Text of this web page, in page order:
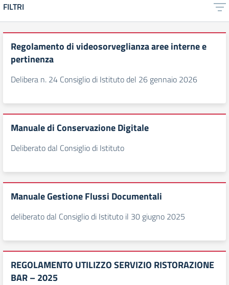
FILTRI
Regolamento di videosorveglianza aree interne e
pertinenza
Delibera n. 24 Consiglio di Istituto del 26 gennaio 2026
Manuale di Conservazione Digitale
Deliberato dal Consiglio di Istituto
Manuale Gestione Flussi Documentali
deliberato dal Consiglio di Istituto il 30 giugno 2025
REGOLAMENTO UTILIZZO SERVIZIO RISTORAZIONE
BAR – 2025